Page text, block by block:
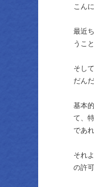
こん
最近
うこ
そし
だん
基本
て、
であ
それ
の許